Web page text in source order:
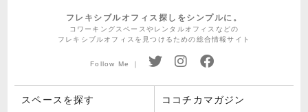
フレキシブルオフィス探しをシンプルに。
コワーキングスペースやレンタルオフィスなどの
フレキシブルオフィスを見つけるための総合情報サイト
Follow Me ｜
スペースを探す ココチカマガジン